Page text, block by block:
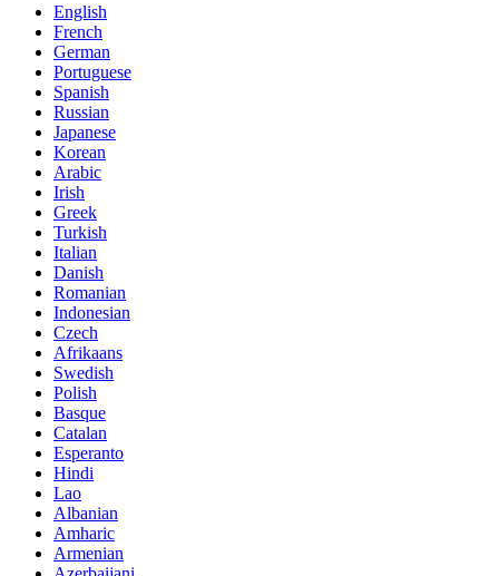
English
French
German
Portuguese
Spanish
Russian
Japanese
Korean
Arabic
Irish
Greek
Turkish
Italian
Danish
Romanian
Indonesian
Czech
Afrikaans
Swedish
Polish
Basque
Catalan
Esperanto
Hindi
Lao
Albanian
Amharic
Armenian